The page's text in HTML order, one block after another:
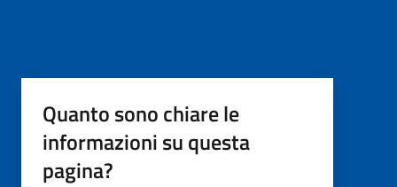
Quanto sono chiare le
informazioni su questa
pagina?